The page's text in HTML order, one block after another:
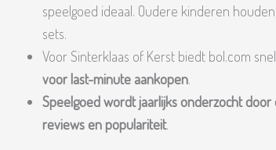
speelgoed ideaal. Oudere kinderen
sets.
Voor Sinterklaas of Kerst biedt bol.com
voor last-minute aankopen.
Speelgoed wordt jaarlijks onderzocht door
reviews en populariteit.